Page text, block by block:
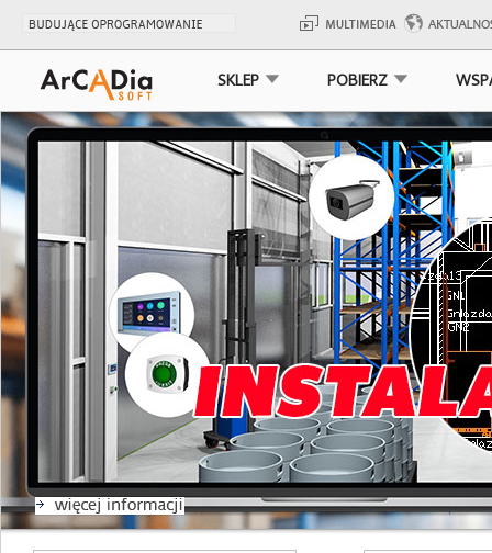
SKLEP POBIERZ